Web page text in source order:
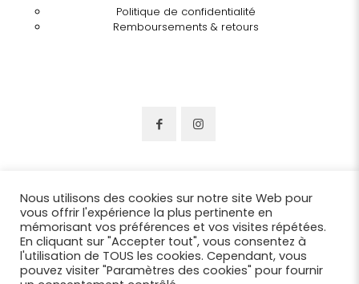
Politique de confidentialité
Remboursements & retours
Nous utilisons des cookies sur notre site Web pour
vous offrir l'expérience la plus pertinente en
mémorisant vos préférences et vos visites répétées.
En cliquant sur "Accepter tout", vous consentez à
l'utilisation de TOUS les cookies. Cependant, vous
pouvez visiter "Paramètres des cookies" pour fournir